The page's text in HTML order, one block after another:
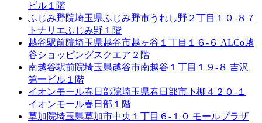
ビル１階
ふじみ野院埼玉県ふじみ野市うれし野２丁目１０-８７
トナリエふじみ野１階
越谷駅前院埼玉県越谷市越ヶ谷１丁目１６-６ ALCo越
谷ショッピングスクエア２階
南越谷駅前院埼玉県越谷市南越谷１丁目１９-８ 吉沢
第一ビル１階
イオンモール春日部院埼玉県春日部市下柳４２０-１
イオンモール春日部１階
草加院埼玉県草加市中央１丁目６-１０ モールプラザ